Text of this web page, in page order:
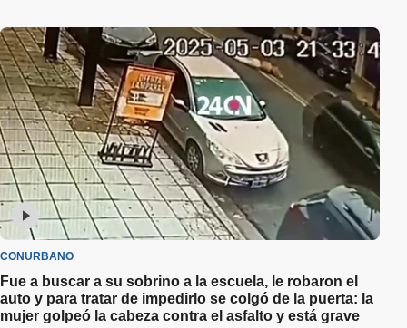
CONURBANO
Fue a buscar a su sobrino a la escuela, le robaron el
auto y para tratar de impedirlo se colgó de la puerta: la
mujer golpeó la cabeza contra el asfalto y está grave